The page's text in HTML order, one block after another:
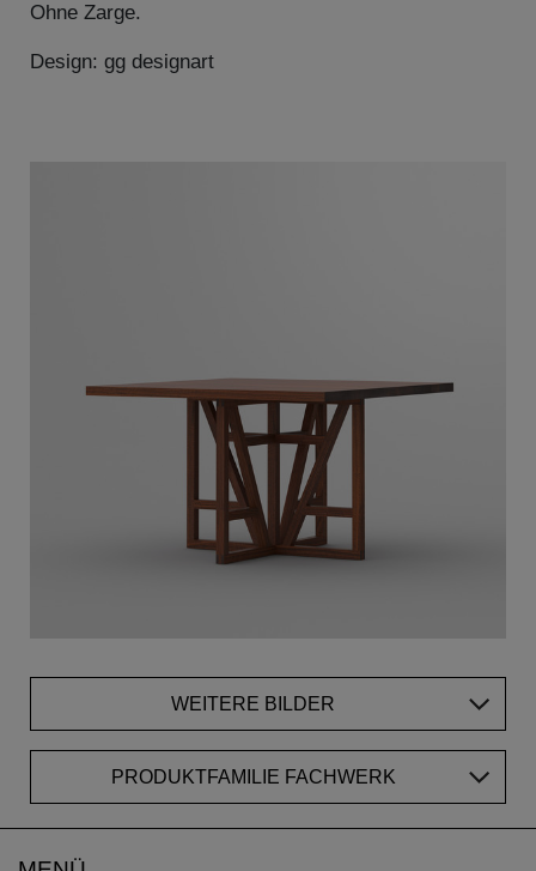
Ohne Zarge.
Design: gg designart
WEITERE BILDER
PRODUKTFAMILIE FACHWERK